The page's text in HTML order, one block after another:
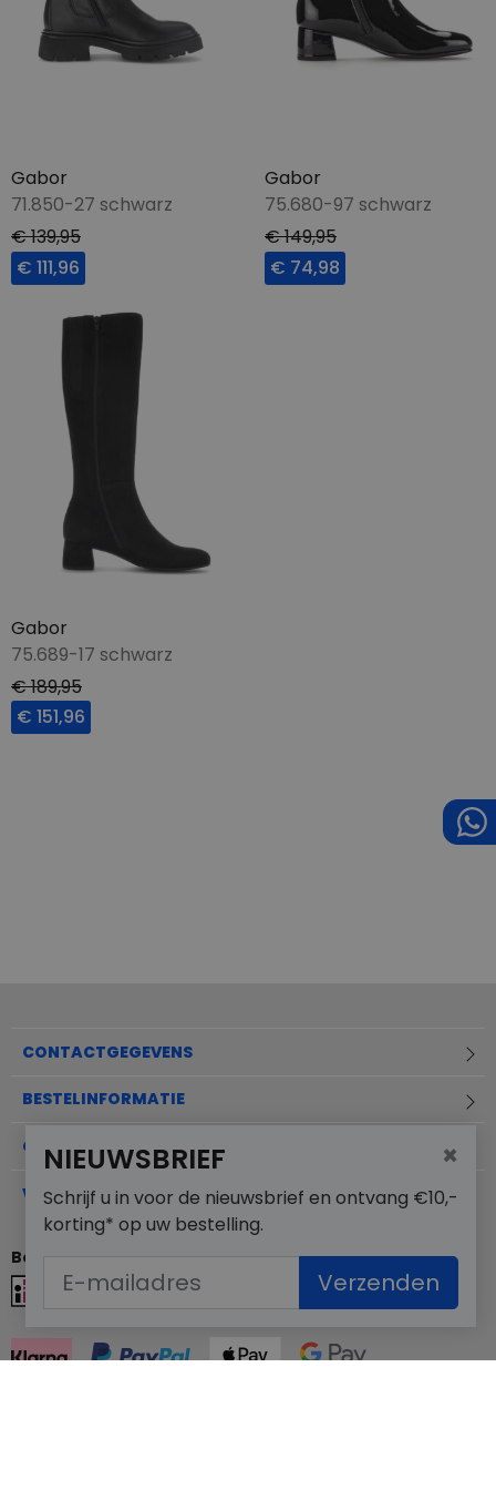
Gabor
71.850-27 schwarz
€ 139,95
€ 111,96
Gabor
75.680-97 schwarz
€ 149,95
€ 74,98
Gabor
75.689-17 schwarz
€ 189,95
€ 151,96
CONTACTGEGEVENS
BESTELINFORMATIE
OVER MERKSCHOENENSTUNTER.NL
VEELGESTELDE VRAGEN
Betaalmogelijkheden
×
NIEUWSBRIEF
Schrijf u in voor de nieuwsbrief en ontvang €10,-
korting* op uw bestelling.
Verzenden